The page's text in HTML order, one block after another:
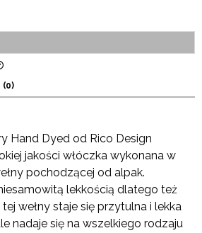
(0)
Hand Dyed od Rico Design
jakości włóczka wykonana w
pochodzącej od alpak.
lekkością dlatego też
wełny staje się przytulna i lekka
nadaje się na wszelkiego rodzaju